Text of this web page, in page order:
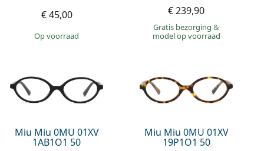
€ 45,00
op voorraad
€ 239,90
Gratis bezorging&
model op voorraad
Miu Miu 0MU 01XV
1AB1O1 50
Miu Miu 0MU 01XV
19P1O1 50